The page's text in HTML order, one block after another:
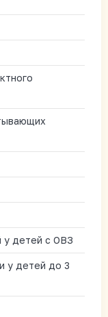
у детей с ОВЗ
у детей до 3